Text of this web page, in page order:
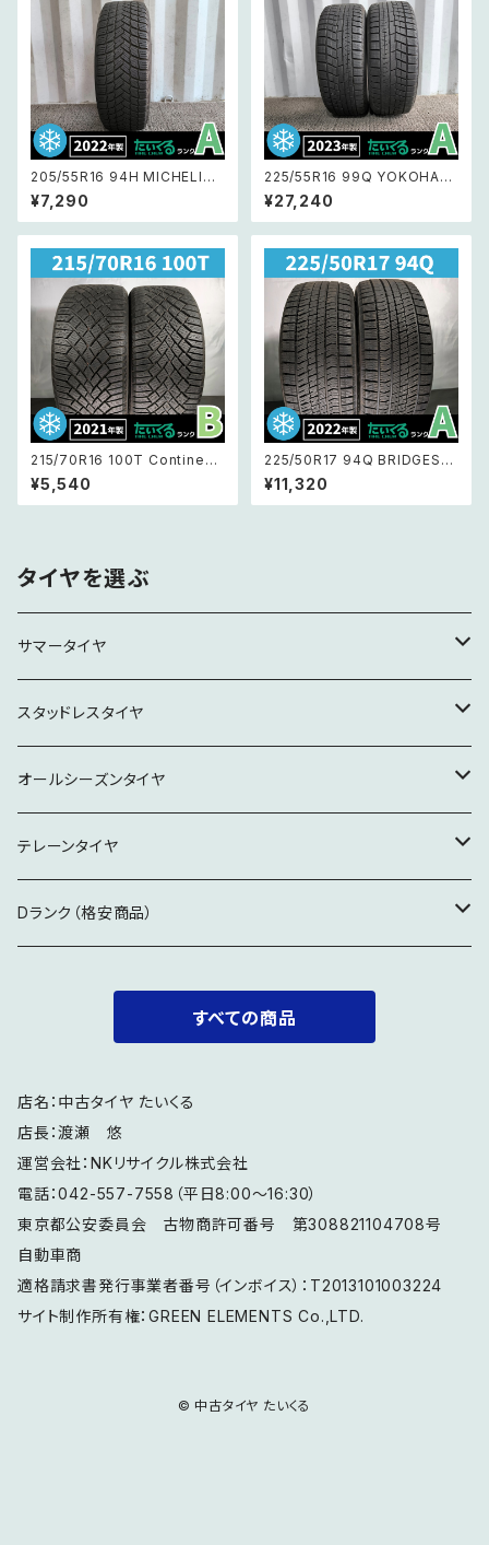
205/55R16 94H MICHELIN
X-ICE ミシュランエックスアイ
ス スノー 【1本バラ売り 22年製
スタッドレス】1本
¥7,290
225/55R16 99Q YOKOHAM
A iceGUARD iG60 ヨコハマ
アイスガードiG60 【23年製 ス
タッドレスタイヤ】2本セット
¥27,240
215/70R16 100T Continent
al VikingContact7 コンチネ
ンタルバイキングコンタクト7 【2
1年製 スタッドレス】2本セット②
¥5,540
225/50R17 94Q BRIDGEST
ONE BLIZZAK VRX2 ブリヂス
トン ブリザック VRX2 【22年製
スタッドレス】 2本セット
¥11,320
タイヤを選ぶ
サマータイヤ
15インチ
16インチ
17インチ
18インチ
21インチ
スタッドレスタイヤ
16インチ
17インチ
18インチ
オールシーズンタイヤ
19インチ
テレーンタイヤ
18インチ
Dランク（格安商品）
特記事項要確認
すべての商品
店名：中古タイヤ たいくる
店長：渡瀬 悠
運営会社：NKリサイクル株式会社
電話：042-557-7558（平日8:00～16:30）
東京都公安委員会 古物商許可番号 第308821104708号
自動車商
適格請求書発行事業者番号（インボイス）：T2013101003224
サイト制作所有権：GREEN ELEMENTS Co.,LTD.
© 中古タイヤ たいくる